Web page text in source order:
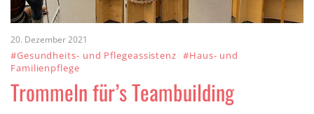
20. Dezember 2021
#Gesundheits- und Pflegeassistenz #Haus- und
Familienpflege
Trommeln für’s Teambuilding